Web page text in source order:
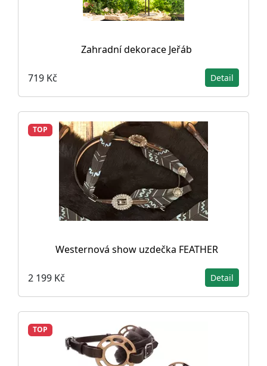
Zahradní dekorace Jeřáb
719 Kč Detail
TOP
Westernová show uzdečka FEATHER
2 199 Kč Detail
TOP